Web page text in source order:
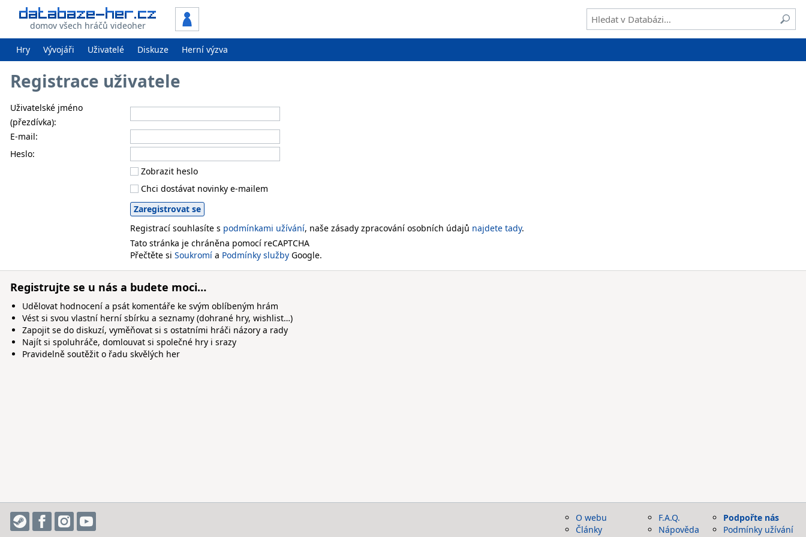
domov všech hráčů videoher
Hry Vývojáři Uživatelé Diskuze Herní výzva
Registrace uživatele
Uživatelské jméno
(přezdívka):
E-mail:
Heslo:
Zobrazit heslo
Chci dostávat novinky e-mailem
Registrací souhlasíte s podmínkami užívání, naše zásady zpracování osobních údajů najdete tady.
Tato stránka je chráněna pomocí reCAPTCHA
Přečtěte si Soukromí a Podmínky služby Google.
Registrujte se u nás a budete moci…
Udělovat hodnocení a psát komentáře ke svým oblíbeným hrám
Vést si svou vlastní herní sbírku a seznamy (dohrané hry, wishlist…)
Zapojit se do diskuzí, vyměňovat si s ostatními hráči názory a rady
Najít si spoluhráče, domlouvat si společné hry i srazy
Pravidelně soutěžit o řadu skvělých her
O webu
Články
F.A.Q.
Nápověda
Podpořte nás
Podmínky užívání